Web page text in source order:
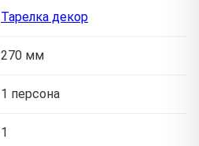
Тарелка декор
270 мм
1 персона
1